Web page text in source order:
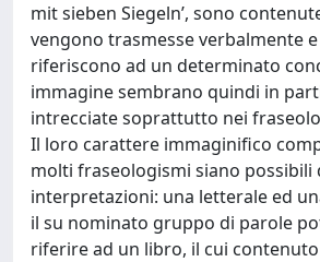
mit sieben Siegeln’, sono
vengono trasmesse verbalmente e
riferiscono ad un determinato
immagine sembrano quindi in
intrecciate soprattutto nei
Il loro carattere immaginifico
molti fraseologismi siano possibili
interpretazioni: una letterale ed
il su nominato gruppo di parole
riferire ad un libro, il cui